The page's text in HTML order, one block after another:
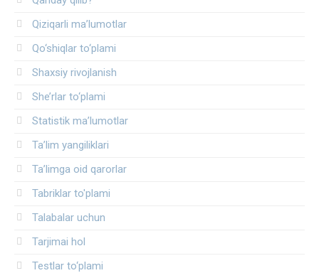
Qiziqarli ma’lumotlar
Qo‘shiqlar to‘plami
Shaxsiy rivojlanish
She’rlar to‘plami
Statistik ma’lumotlar
Ta’lim yangiliklari
Ta’limga oid qarorlar
Tabriklar to'plami
Talabalar uchun
Tarjimai hol
Testlar to‘plami